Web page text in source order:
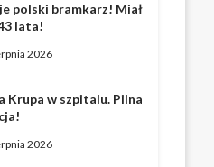
polski bramkarz! Miał
lata!
2026
Krupa w szpitalu. Pilna
2026